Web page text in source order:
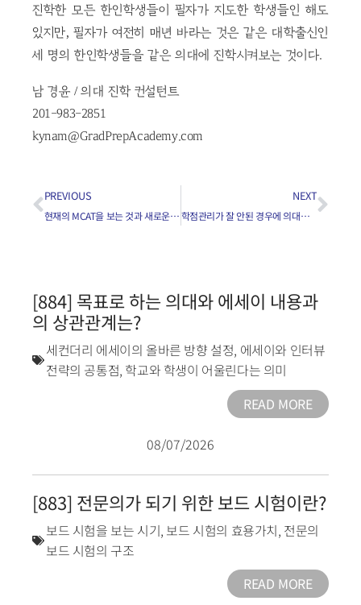
진학한 모든 한인학생들이 필자가 지도한 학생들인 해도
있지만, 필자가 여전히 매년 바라는 것은 같은 대학출신인
세 명의 한인학생들을 같은 의대에 진학시켜보는 것이다.
남 경윤 / 의대 진학 컨설턴트
201-983-2851
kynam@GradPrepAcademy.com
PREVIOUS
현재의 MCAT을 보는 것과 새로운 MCAT을 보는 것 중 어떤 것이 유리한가요?
NEXT
학점관리가 잘 안된 경우에 의대에 진학할 수 있나요?
[884] 목표로 하는 의대와 에세이 내용과
의 상관관계는?
세컨더리 에세이의 올바른 방향 설정, 에세이와 인터뷰
전략의 공통점, 학교와 학생이 어울린다는 의미
READ MORE
08/07/2026
[883] 전문의가 되기 위한 보드 시험이란?
보드 시험을 보는 시기, 보드 시험의 효용가치, 전문의
보드 시험의 구조
READ MORE